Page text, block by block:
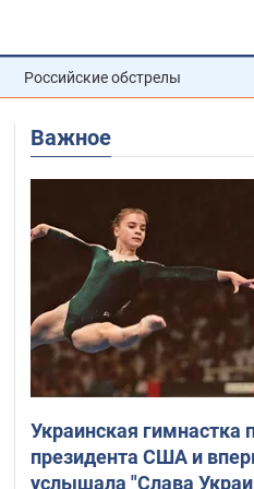
Российские обстрелы
Важное
Украинская гимнастка
президента США и
услышала "Слава